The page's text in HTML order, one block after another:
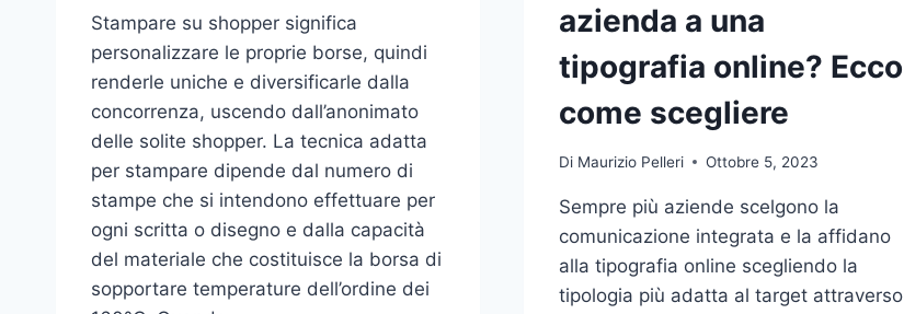
Stampare su shopper significa
personalizzare le proprie borse, quindi
renderle uniche e diversificarle dalla
concorrenza, uscendo dall’anonimato
delle solite shopper. La tecnica adatta
per stampare dipende dal numero di
stampe che si intendono effettuare per
ogni scritta o disegno e dalla capacità
del materiale che costituisce la borsa di
sopportare temperature dell’ordine dei
azienda a una
tipografia online? Ecco
come scegliere
Di Maurizio Pelleri Ottobre 5, 2023
Sempre più aziende scelgono la
comunicazione integrata e la affidano
alla tipografia online scegliendo la
tipologia più adatta al target attraverso